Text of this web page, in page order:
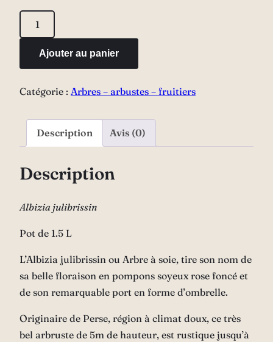
quantité
de
Arbre
à
Ajouter au panier
Catégorie : Arbres – arbustes – fruitiers
Description Avis (0)
Description
Albizia julibrissin
Pot de 1.5 L
L’Albizia julibrissin ou Arbre à soie, tire son nom de
sa belle floraison en pompons soyeux rose foncé et
de son remarquable port en forme d’ombrelle.
Originaire de Perse, région à climat doux, ce très
bel arbruste de 5m de hauteur, est rustique jusqu’à